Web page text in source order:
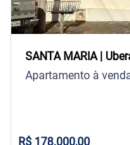
SANTA MARIA |
Apartamento à
R$ 178.000,00